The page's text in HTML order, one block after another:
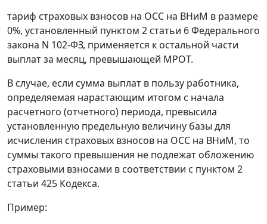
тариф страховых взносов на ОСС на ВНиМ в размере
0%, установленный пунктом 2 статьи 6 Федерального
закона N 102-ФЗ, применяется к остальной части
выплат за месяц, превышающей МРОТ.
В случае, если сумма выплат в пользу работника,
определяемая нарастающим итогом с начала
расчетного (отчетного) периода, превысила
установленную предельную величину базы для
исчисления страховых взносов на ОСС на ВНиМ, то
суммы такого превышения не подлежат обложению
страховыми взносами в соответствии с пунктом 2
статьи 425 Кодекса.
Пример: